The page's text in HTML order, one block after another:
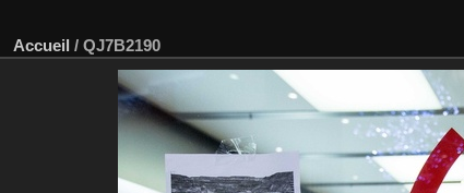
Accueil / QJ7B2190